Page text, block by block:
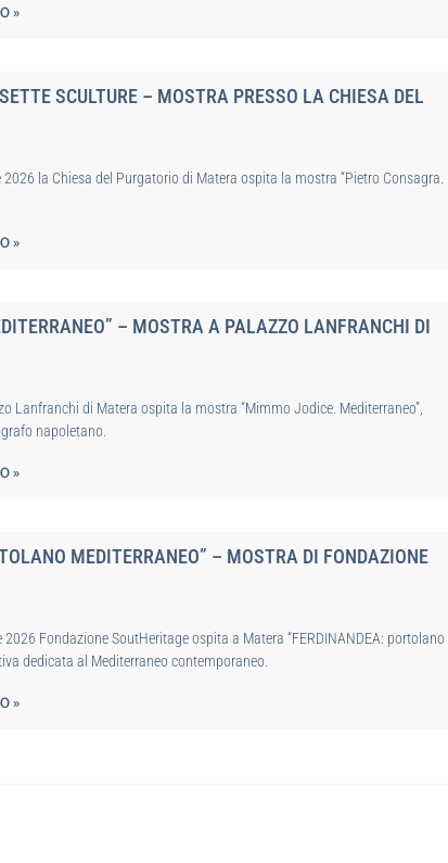
»
SCULTURE – MOSTRA PRESSO LA CHIESA DEL
la Chiesa del Purgatorio di Matera ospita la mostra “Pietro Consagra.
»
– MOSTRA A PALAZZO LANFRANCHI DI
Lanfranchi di Matera ospita la mostra “Mimmo Jodice. Mediterraneo”,
napoletano.
»
MEDITERRANEO” – MOSTRA DI FONDAZIONE
Fondazione SoutHeritage ospita a Matera “FERDINANDEA: portolano
dedicata al Mediterraneo contemporaneo.
»